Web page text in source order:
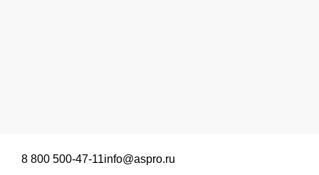
8 800 500-47-11info@aspro.ru